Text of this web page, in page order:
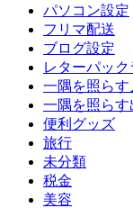
パソコン設定
フリマ配送
ブログ設定
レターパック
一隅を照らす
一隅を照らす
便利グッズ
旅行
未分類
税金
美容